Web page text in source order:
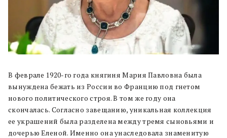
В феврале 1920-го года княгиня Мария Павловна была
вынуждена бежать из России во Францию под гнетом
нового политического строя. В том же году она
скончалась. Согласно завещанию, уникальная коллекция
ее украшений была разделена между тремя сыновьями и
дочерью Еленой. Именно она унаследовала знаменитую